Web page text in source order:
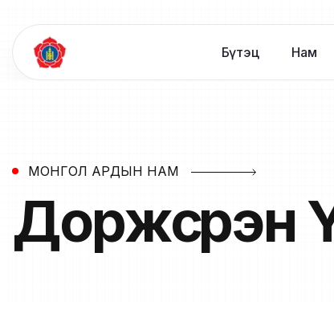
Бүтэц Нам
МОНГОЛ АРДЫН НАМ
Доржсүрэн